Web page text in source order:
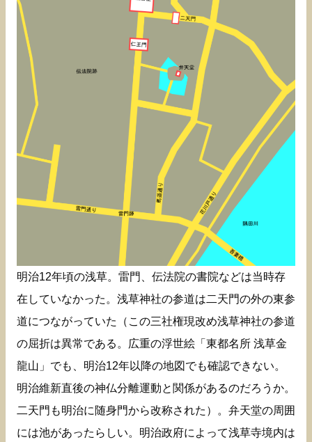
明治12年頃の浅草。雷門、伝法院の書院などは当時存
在していなかった。浅草神社の参道は二天門の外の東参
道につながっていた（この三社権現改め浅草神社の参道
の屈折は異常である。広重の浮世絵「東都名所 浅草金
龍山」でも、明治12年以降の地図でも確認できない。
明治維新直後の神仏分離運動と関係があるのだろうか。
二天門も明治に随身門から改称された）。弁天堂の周囲
には池があったらしい。明治政府によって浅草寺境内は